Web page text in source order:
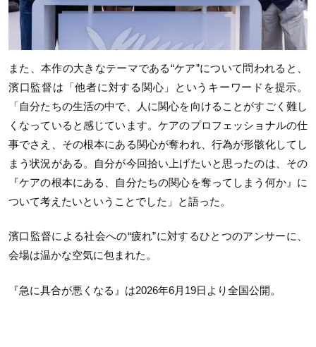
また、本作の大きなテーマである“ケア”について問われると、
濱口監督は「他者に対する関心」というキーワードを提示。
「自分たちの生活の中で、人に関心を向けることがすごく難し
くなっていると感じています。ケアのプロフェッショナルの仕
事でさえ、その根本にある関心が奪われ、行為が形骸化してし
まう状況がある。自分が今回拾い上げたいと思ったのは、その
『ケアの根本にある、自分たちの関心を奪ってしまう何か』に
ついて考えたいということでした」と語った。
濱口監督による社会への“疲れ”に対するひとつのアンサーに、
会場は温かな空気に包まれた。
『急に具合が悪くなる』は2026年6月19日より全国公開。